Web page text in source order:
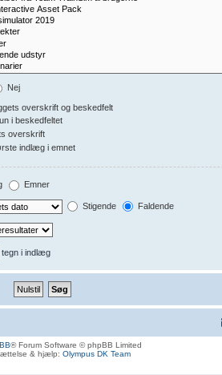
Nej
overskrift og beskedfelt
i beskedfeltet
overskrift
indlæg i emnet
Emner
Stigende Faldende
tegn i indlæg
® Forum Software © phpBB Limited
& hjælp: Olympus DK Team